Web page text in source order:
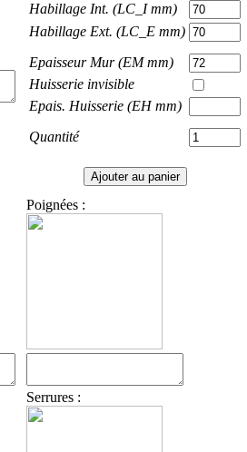
Habillage Int. (LC_I mm)
Habillage Ext. (LC_E mm)
Epaisseur Mur (EM mm)
Huisserie invisible
Epais. Huisserie (EH mm)
Quantité
Poignées :
Serrures :